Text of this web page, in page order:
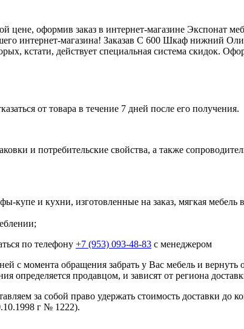
оформив заказ в интернет-магазине Экспонат
интернет-магазина! Заказав С 600 Шкаф нижний
кстати, действует специальная система скидок.
от товара в течение 7 дней после его получения.
и потребительские свойства, а также
и кухни, изготовленные на заказ, мягкая мебель
по телефону +7 (953) 093-48-83 с менеджером
с момента обращения забрать у Вас мебель и вернуть
определяется продавцом, и зависят от региона
за собой право удержать стоимость доставки до
г № 1222).